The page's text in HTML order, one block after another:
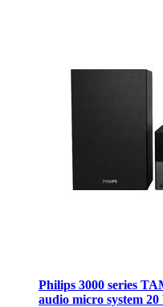
Philips 3000 series
audio micro system